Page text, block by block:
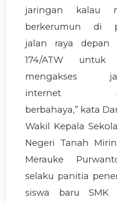
jaringan kalau
berkerumun di
jalan raya depan
174/ATW untuk
mengakses
internet
berbahaya,” kata
Wakil Kepala
Negeri Tanah
Merauke
selaku panitia
siswa baru SMK